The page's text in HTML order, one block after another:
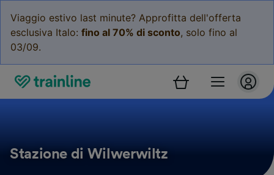
Viaggio estivo last minute? Approfitta dell'offerta
esclusiva Italo: fino al 70% di sconto, solo fino al
03/09.
Stazione di Wilwerwiltz